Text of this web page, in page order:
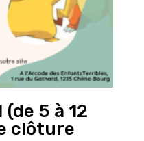
(de 5 à 12
clôture